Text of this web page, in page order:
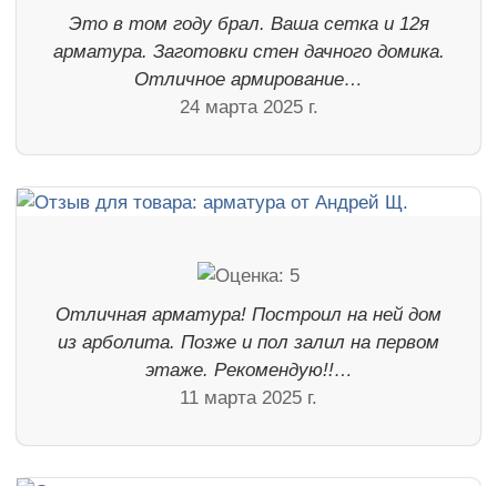
Это в том году брал. Ваша сетка и 12я
арматура. Заготовки стен дачного домика.
Отличное армирование…
24 марта 2025 г.
Отличная арматура! Построил на ней дом
из арболита. Позже и пол залил на первом
этаже. Рекомендую!!…
11 марта 2025 г.